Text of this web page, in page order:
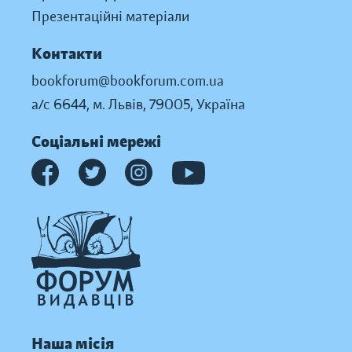
Презентаційні матеріали
Контакти
bookforum@bookforum.com.ua
а/с 6644, м. Львів, 79005, Україна
Соціальні мережі
Наша місія